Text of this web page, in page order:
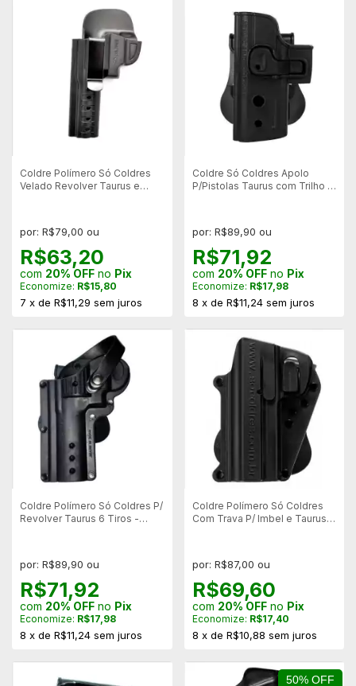
Coldre Polímero Só Coldres
Velado Revolver Taurus e
por: R$79,00 ou
R$63,20
com 20% OFF no Pix
Economize: R$15,80
7 x de R$11,29 sem juros
Coldre Só Coldres Apolo
P/Pistolas Taurus com Trilho -
por: R$89,90 ou
R$71,92
com 20% OFFno Pix
Economize: R$17,98
8 x de R$11,24 sem juros
Coldre Polímero Só Coldres P/
Revolver Taurus 6 Tiros -
por: R$89,90 ou
R$71,92
com 20% OFF no Pix
Economize: R$17,98
8 x de R$11,24 sem juros
Coldre Polímero Só Coldres
Com Trava P/ Imbel e Taurus -
por: R$87,00 ou
R$69,60
com 20% OFFno Pix
Economize: R$17,40
8 x de R$10,88 sem juros
50% OFF